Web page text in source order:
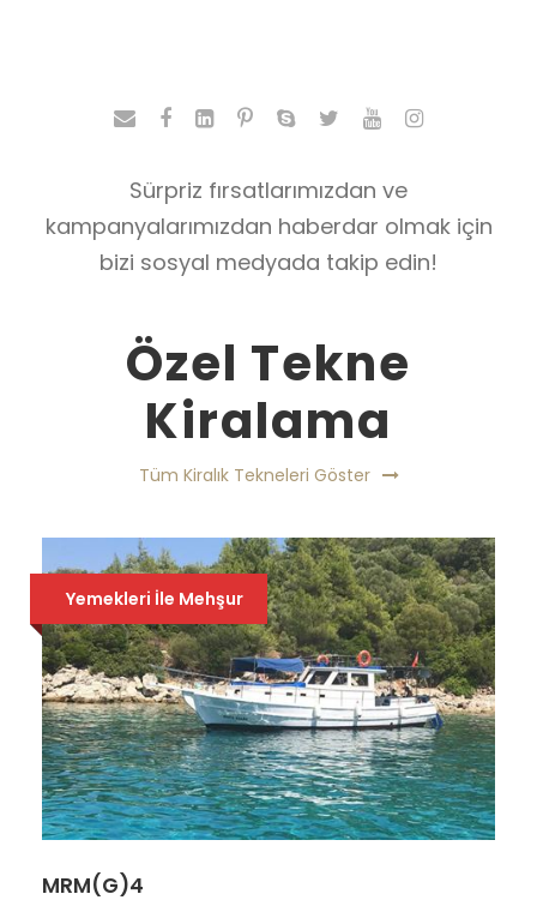
Sürpriz fırsatlarımızdan ve
kampanyalarımızdan haberdar olmak için
bizi sosyal medyada takip edin!
Özel Tekne
Kiralama
Tüm Kiralık Tekneleri Göster
₺'den Başlayan Fiyatlarla
MRM(K)14